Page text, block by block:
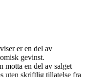
er en del av
gevinst.
en del av salget
uten skriftlig tillatelse fra